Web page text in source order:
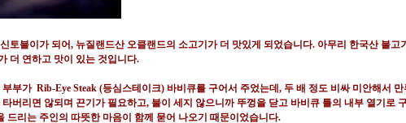
토불이가 되어, 뉴질랜드산 오클랜드의 소고기가 더 맛있게 되었습니다. 아무리 한국산 불고
더 연하고 맛이 있는 것입니다.
부부가 Rib-Eye Steak (등심스테이크) 바비큐를 구어서 주었는데 , 두 배 정도 비싸 미안해서
타버리면 않되며 끈기가 필요하고, 불이 세지 않으니까 뚜껑을 닫고 바비큐 틀의 내부 열기로
드리는 주인의 따뜻한 마음이 함께 묻어 나오기 때문이었습니다.